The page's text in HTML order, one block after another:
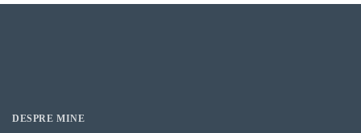
DESPRE MINE